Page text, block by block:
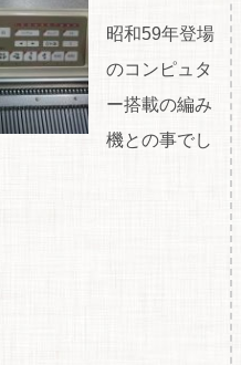
昭和59年登場
のコンピュタ
ー搭載の編み
機との事でし